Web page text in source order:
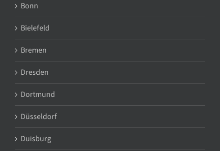
Bonn
Bielefeld
Bremen
Dresden
Dortmund
Düsseldorf
Duisburg